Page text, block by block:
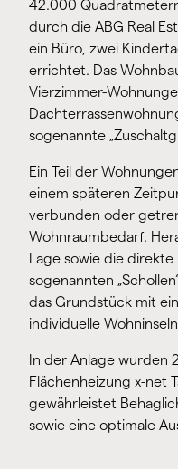
42.000
durch die ABG Real
ein Büro, zwei
errichtet. Das
Vierzimmer-
sogenannte
Ein Teil der
einem späteren
verbunden oder
Wohnraumbedarf.
Lage sowie die
sogenannten
das Grundstück mit
individuelle
In der Anlage wurden
Flächenheizung x-net
gewährleistet
sowie eine optimale